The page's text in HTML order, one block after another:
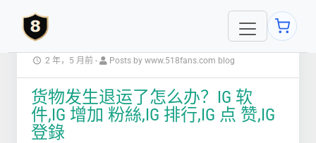
2 年，5 月前 - Posts by www.518fans.com blog
货物发生退运了怎么办？IG 软
件,IG 增加 粉絲,IG 排行,IG 点 赞,IG
登錄